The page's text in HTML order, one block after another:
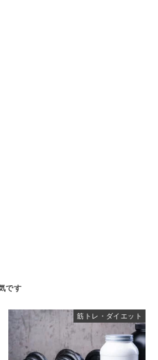
筋トレ・ダイエット